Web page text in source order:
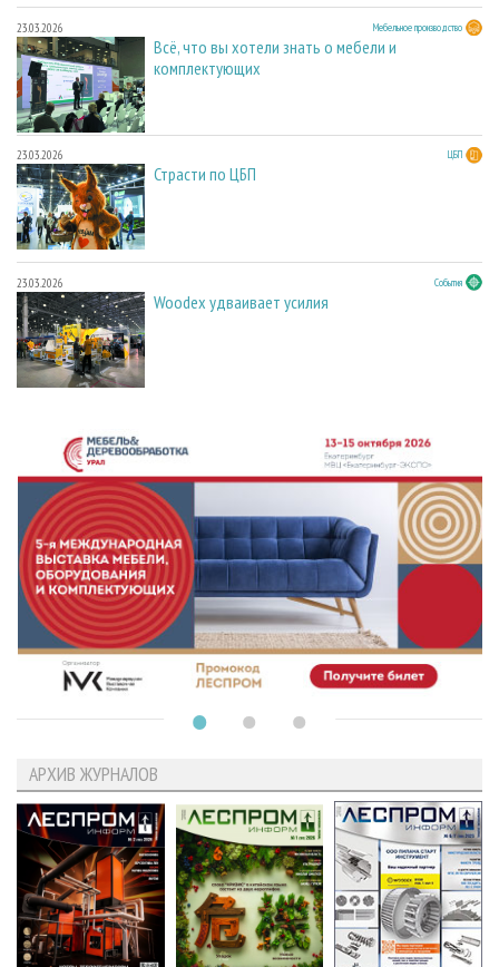
23.03.2026 Мебельное производство
Всё, что вы хотели знать о мебели и
комплектующих
23.03.2026 ЦБП
Страсти по ЦБП
23.03.2026 События
Woodex удваивает усилия
АРХИВ ЖУРНАЛОВ